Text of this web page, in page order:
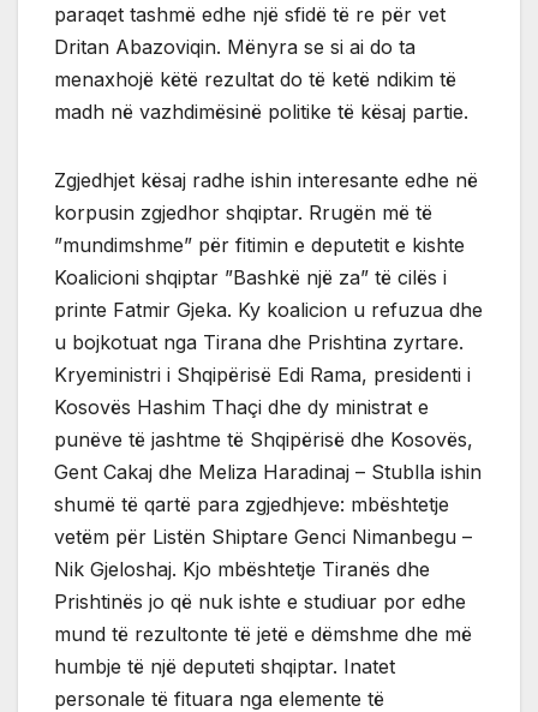
paraqet tashmë edhe një sfidë të re për vet
Dritan Abazoviqin. Mënyra se si ai do ta
menaxhojë këtë rezultat do të ketë ndikim të
madh në vazhdimësinë politike të kësaj partie.
Zgjedhjet kësaj radhe ishin interesante edhe në
korpusin zgjedhor shqiptar. Rrugën më të
”mundimshme” për fitimin e deputetit e kishte
Koalicioni shqiptar ”Bashkë një za” të cilës i
printe Fatmir Gjeka. Ky koalicion u refuzua dhe
u bojkotuat nga Tirana dhe Prishtina zyrtare.
Kryeministri i Shqipërisë Edi Rama, presidenti i
Kosovës Hashim Thaçi dhe dy ministrat e
punëve të jashtme të Shqipërisë dhe Kosovës,
Gent Cakaj dhe Meliza Haradinaj – Stublla ishin
shumë të qartë para zgjedhjeve: mbështetje
vetëm për Listën Shiptare Genci Nimanbegu –
Nik Gjeloshaj. Kjo mbështetje Tiranës dhe
Prishtinës jo që nuk ishte e studiuar por edhe
mund të rezultonte të jetë e dëmshme dhe më
humbje të një deputeti shqiptar. Inatet
personale të fituara nga elemente të